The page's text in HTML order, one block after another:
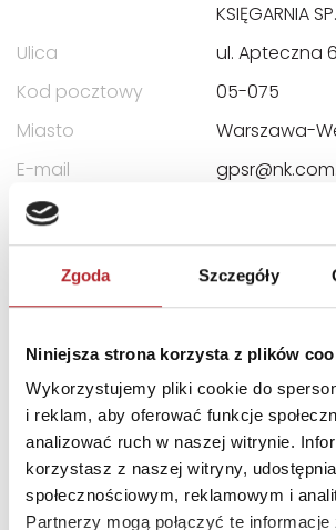
Zgoda Szczegóły
Niniejsza strona korzysta z plików
Wykorzystujemy pliki cookie do
i reklam, aby oferować funkcje
analizować ruch w naszej witrynie.
korzystasz z naszej witryny,
społecznościowym, reklamowym i
Partnerzy mogą połączyć te
KSIĘGARNIA
Ulica
ul. Apteczna 6
Kod pocztowy
05-075
Miasto
Warszawa-
E-mail
INNI KLIENCI KUPOWALI
Brak danych